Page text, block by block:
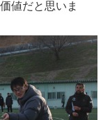
値だと思いま